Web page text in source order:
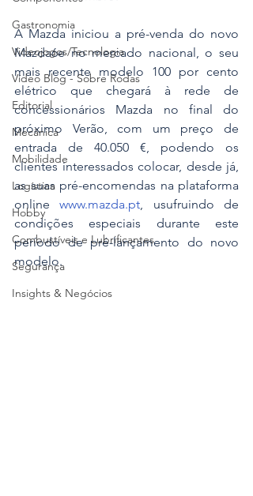
Gastronomia
Videojogos/Tecnologia
Vídeo Blog - Sobre Rodas
Editorial
Mecânica
Mobilidade
Logística
Hobby
Combustíveis e Lubrificantes
Segurança
Insights & Negócios
A Mazda iniciou a pré-venda do novo
Mazda6e no mercado nacional, o seu
mais recente modelo 100 por cento
elétrico que chegará à rede de
concessionários Mazda no final do
próximo Verão, com um preço de
entrada de 40.050 €, podendo os
clientes interessados colocar, desde já,
as suas pré-encomendas na plataforma
online www.mazda.pt, usufruindo de
condições especiais durante este
período de pré-lançamento do novo
modelo.